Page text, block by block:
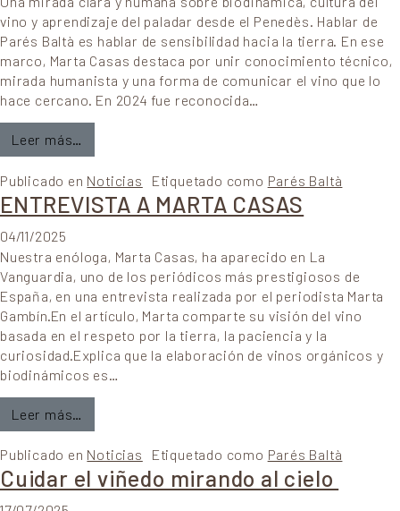
vino y aprendizaje del paladar desde el Penedès. Hablar de
Parés Baltà es hablar de sensibilidad hacia la tierra. En ese
marco, Marta Casas destaca por unir conocimiento técnico,
mirada humanista y una forma de comunicar el vino que lo
hace cercano. En 2024 fue reconocida…
Leer más…
Publicado en Noticias Etiquetado como Parés Baltà
ENTREVISTA A MARTA CASAS
04/11/2025
Nuestra enóloga, Marta Casas, ha aparecido en La
Vanguardia, uno de los periódicos más prestigiosos de
España, en una entrevista realizada por el periodista Marta
Gambín.En el artículo, Marta comparte su visión del vino
basada en el respeto por la tierra, la paciencia y la
curiosidad.Explica que la elaboración de vinos orgánicos y
biodinámicos es…
Leer más…
Publicado en Noticias Etiquetado como Parés Baltà
Cuidar el viñedo mirando al cielo